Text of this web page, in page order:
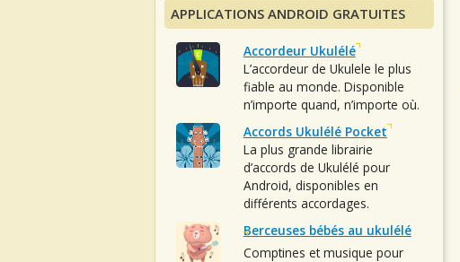
APPLICATIONS ANDROID GRATUITES
Accordeur Ukulélé
L’accordeur de Ukulele le plus
fiable au monde. Disponible
n’importe quand, n’importe où.
Accords Ukulélé Pocket
La plus grande librairie
d’accords de Ukulélé pour
Android, disponibles en
différents accordages.
Berceuses bébés au ukulélé
Comptines et musique pour